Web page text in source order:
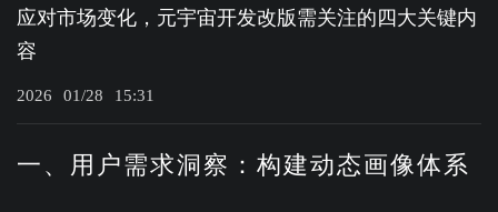
应对市场变化，元宇宙开发改版需关注的四大关键内
容
2026 01/28 15:31
一、用户需求洞察：构建动态画像体系